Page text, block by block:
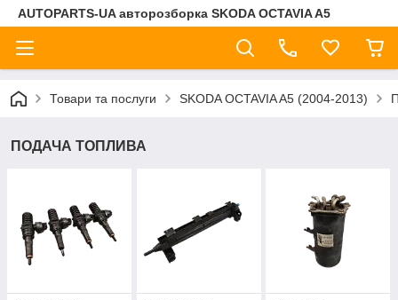
AUTOPARTS-UA авторозборка SKODA OCTAVIA A5
Товари та послуги SKODA OCTAVIA A5 (2004-2013)
ПОДАЧА ТОПЛИВА